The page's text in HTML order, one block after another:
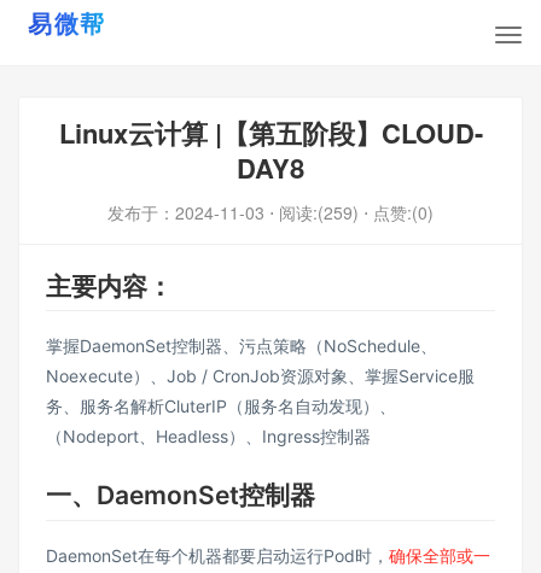
Linux云计算 |【第五阶段】CLOUD-
DAY8
发布于： 2024-11-03 ⋅ 阅读:(259) ⋅ 点赞:(0)
主要内容：
掌握DaemonSet控制器、污点策略（NoSchedule、
Noexecute）、Job / CronJob资源对象、掌握Service服
务、服务名解析CluterIP（服务名自动发现）、
（Nodeport、Headless）、Ingress控制器
一、DaemonSet控制器
DaemonSet在每个机器都要启动运行Pod时， 确保全部或一